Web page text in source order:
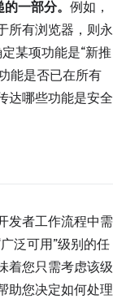
一部分。 例如，
所有浏览器，则永
某项功能是“新推
能是否已在所有
达哪些功能是安全
发者工作流程中需
泛可用”级别的任
着您只需考虑该级
助您决定如何处理